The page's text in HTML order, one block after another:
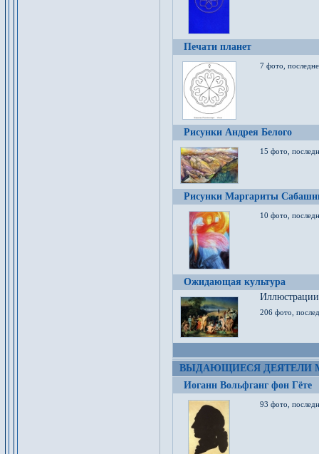
Печати планет
7 фото,
Рисунки Андрея Белого
15 фото,
Рисунки Маргариты
10 фото,
Ожидающая культура
206 фото,
ВЫДАЮЩИЕСЯ ДЕЯТЕЛИ
Иоганн Вольфганг фон Гёте
93 фото,